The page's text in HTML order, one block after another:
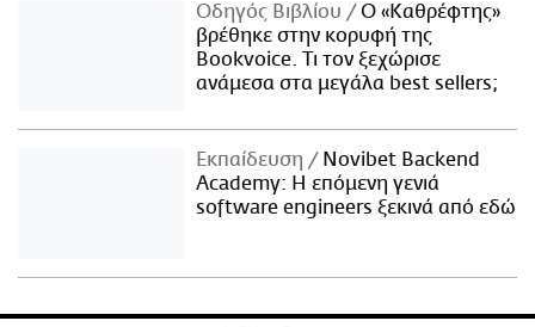
Οδηγός Βιβλίου
Ο «Καθρέφτης»
βρέθηκε στην κορυφή της
Bookvoice. Τι τον ξεχώρισε
ανάμεσα στα μεγάλα best sellers;
Εκπαίδευση
Novibet Backend
Academy: Η επόμενη γενιά
software engineers ξεκινά από εδώ